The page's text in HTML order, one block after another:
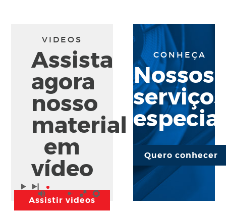
VIDEOS
Assista
agora
nosso
material
em
vídeo
Assistir videos
CONHEÇA
Nossos
serviços
Quero conhecer